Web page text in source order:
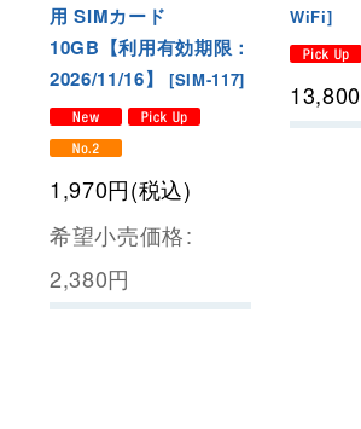
用 SIMカード
10GB【利用有効期限：
2026/11/16】
[SIM-117]
1,970円(税込)
希望小売価格:
2,380円
WiFi]
13,800